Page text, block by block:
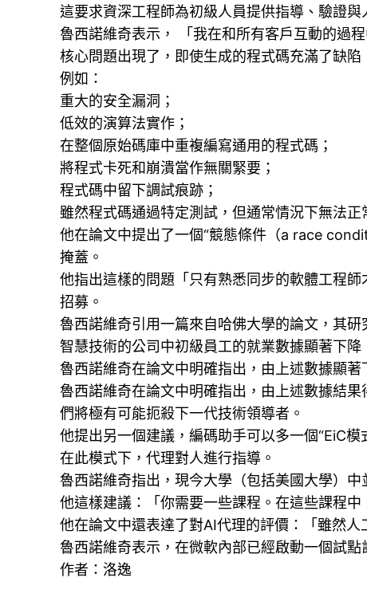
這要求資深工程師為初級人員提供指導、驗證與
魯西諾維奇表示， 「我在和所有客戶互動的過
核心問題出現了，即使生成的程式碼充滿了缺
例如：
重大的安全漏洞；
低效的演算法實作；
在整個原始碼庫中重複編寫通用的程式碼；
將程式卡死和崩潰當作無關緊要；
程式碼中留下調試痕跡；
雖然程式碼通過特定測試，但通常情況下無法正
他在論文中提出了一個“競態條件（a race
掩蓋。
他指出這樣的問題「只有熟悉同步的軟體工程
招募。
魯西諾維奇引用一篇來自哈佛大學的論文，其
智慧技術的公司中初級員工的就業數據顯著下降
魯西諾維奇在論文中明確指出，由上述數據顯
魯西諾維奇在論文中明確指出，由上述數據結
們將極有可能扼殺下一代技術領導者。
他提出另一個建議，編碼助手可以多一個“EiC模
在此模式下，代理對人進行指導。
魯西諾維奇指出，現今大學（包括美國大學）
他這樣建議：「你需要一些課程。在這些課程中
他在論文中還表達了對AI代理的評價：「雖然
魯西諾維奇表示，在微軟內部已經啟動一個試
作者：洛逸